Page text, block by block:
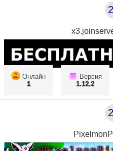
Онлайн
1
Версия
1.12.2